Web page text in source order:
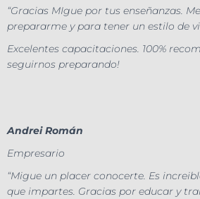
“Gracias MIgue por tus enseñanzas.
prepararme y para tener un estilo de
Excelentes capacitaciones. 100%
seguirnos preparando!
Andrei Román
Empresario
“Migue un placer conocerte. Es
que impartes. Gracias por educar y